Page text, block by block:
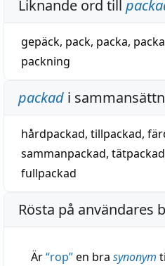
Liknande ord till
gepäck, pack, packa,
packning
packad i
hårdpackad, tillpackad,
sammanpackad, tätpackad
fullpackad
Rösta på användares
Är“rop”en bra synonym